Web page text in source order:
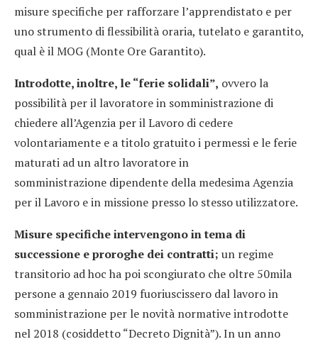
misure specifiche per rafforzare l’apprendistato e per
uno strumento di flessibilità oraria, tutelato e garantito,
qual è il MOG (Monte Ore Garantito).
Introdotte, inoltre, le “ferie solidali”, ovvero la
possibilità per il lavoratore in somministrazione di
chiedere all’Agenzia per il Lavoro di cedere
volontariamente e a titolo gratuito i permessi e le ferie
maturati ad un altro lavoratore in
somministrazione dipendente della medesima Agenzia
per il Lavoro e in missione presso lo stesso utilizzatore.
Misure specifiche intervengono in tema di
successione e proroghe dei contratti; un regime
transitorio ad hoc ha poi scongiurato che oltre 50mila
persone a gennaio 2019 fuoriuscissero dal lavoro in
somministrazione per le novità normative introdotte
nel 2018 (cosiddetto “Decreto Dignità”). In un anno